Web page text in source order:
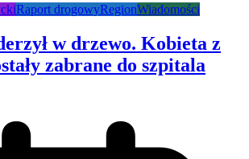
Raport drogowyRegionWiadomości
w drzewo. Kobieta z
zabrane do szpitala